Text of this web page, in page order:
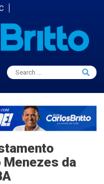
Search
for:
Search
da